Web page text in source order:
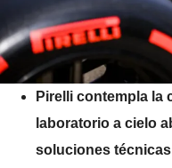
Pirelli contempla la
laboratorio a cielo
soluciones